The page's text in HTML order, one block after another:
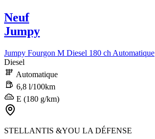
Neuf
Jumpy
Jumpy Fourgon M Diesel 180 ch Automatique
Diesel
Automatique
6,8 l/100km
E (180 g/km)
STELLANTIS &YOU LA DÉFENSE